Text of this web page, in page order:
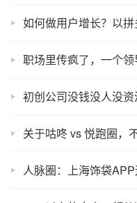
如何做用户增长？以
职场里传疯了，一个领
初创公司没钱没人没资
关于咕咚 vs 悦跑圈，
人脉圈：上海饰袋